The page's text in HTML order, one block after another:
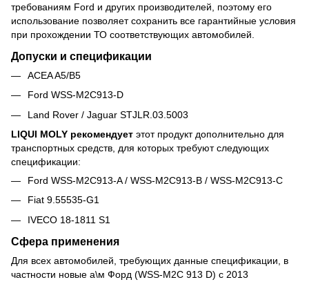
требованиям Ford и других производителей, поэтому его
использование позволяет сохранить все гарантийные условия
при прохождении ТО соответствующих автомобилей.
Допуски и спецификации
ACEA A5/B5
Ford WSS-M2C913-D
Land Rover / Jaguar STJLR.03.5003
LIQUI MOLY рекомендует этот продукт дополнительно для
транспортных средств, для которых требуют следующих
спецификации:
Ford WSS-M2C913-A / WSS-M2C913-B / WSS-M2C913-C
Fiat 9.55535-G1
IVECO 18-1811 S1
Сфера применения
Для всех автомобилей, требующих данные спецификации, в
частности новые а\м Форд (WSS-M2C 913 D) с 2013